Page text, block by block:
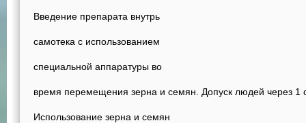
Введение препарата внутрь
самотека с использованием
специальной аппаратуры во
время перемещения зерна и семян. Допуск людей через 1
Использование зерна и семян